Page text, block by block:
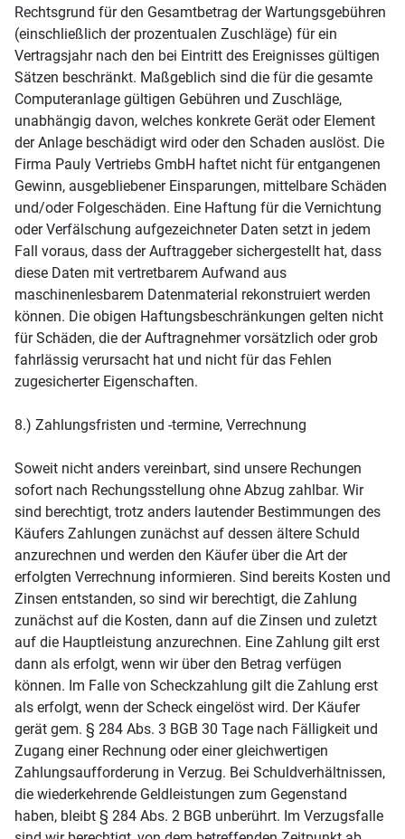
Rechtsgrund für den Gesamtbetrag der Wartungsgebühren
(einschließlich der prozentualen Zuschläge) für ein
Vertragsjahr nach den bei Eintritt des Ereignisses gültigen
Sätzen beschränkt. Maßgeblich sind die für die gesamte
Computeranlage gültigen Gebühren und Zuschläge,
unabhängig davon, welches konkrete Gerät oder Element
der Anlage beschädigt wird oder den Schaden auslöst. Die
Firma Pauly Vertriebs GmbH haftet nicht für entgangenen
Gewinn, ausgebliebener Einsparungen, mittelbare Schäden
und/oder Folgeschäden. Eine Haftung für die Vernichtung
oder Verfälschung aufgezeichneter Daten setzt in jedem
Fall voraus, dass der Auftraggeber sichergestellt hat, dass
diese Daten mit vertretbarem Aufwand aus
maschinenlesbarem Datenmaterial rekonstruiert werden
können. Die obigen Haftungsbeschränkungen gelten nicht
für Schäden, die der Auftragnehmer vorsätzlich oder grob
fahrlässig verursacht hat und nicht für das Fehlen
zugesicherter Eigenschaften.
8.) Zahlungsfristen und -termine, Verrechnung
Soweit nicht anders vereinbart, sind unsere Rechungen
sofort nach Rechungsstellung ohne Abzug zahlbar. Wir
sind berechtigt, trotz anders lautender Bestimmungen des
Käufers Zahlungen zunächst auf dessen ältere Schuld
anzurechnen und werden den Käufer über die Art der
erfolgten Verrechnung informieren. Sind bereits Kosten und
Zinsen entstanden, so sind wir berechtigt, die Zahlung
zunächst auf die Kosten, dann auf die Zinsen und zuletzt
auf die Hauptleistung anzurechnen. Eine Zahlung gilt erst
dann als erfolgt, wenn wir über den Betrag verfügen
können. Im Falle von Scheckzahlung gilt die Zahlung erst
als erfolgt, wenn der Scheck eingelöst wird. Der Käufer
gerät gem. § 284 Abs. 3 BGB 30 Tage nach Fälligkeit und
Zugang einer Rechnung oder einer gleichwertigen
Zahlungsaufforderung in Verzug. Bei Schuldverhältnissen,
die wiederkehrende Geldleistungen zum Gegenstand
haben, bleibt § 284 Abs. 2 BGB unberührt. Im Verzugsfalle